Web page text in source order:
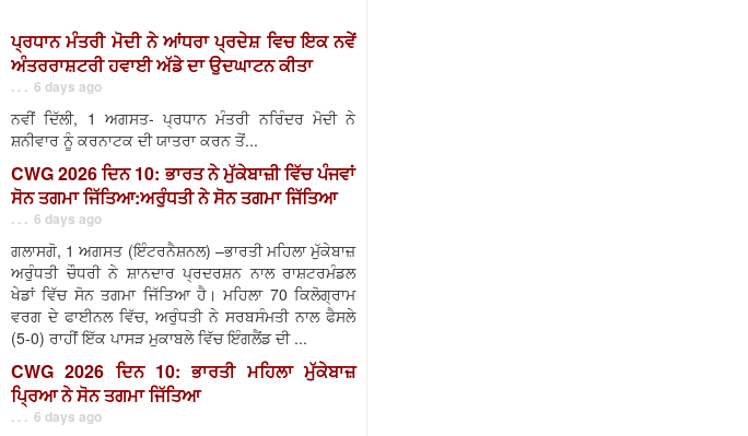
ਪ੍ਰਧਾਨ ਮੰਤਰੀ ਮੋਦੀ ਨੇ ਆਂਧਰਾ ਪ੍ਰਦੇਸ਼ ਵਿਚ ਇਕ ਨਵੇਂ
ਅੰਤਰਰਾਸ਼ਟਰੀ ਹਵਾਈ ਅੱਡੇ ਦਾ ਉਦਘਾਟਨ ਕੀਤਾ
. . . 6 days ago
ਨਵੀਂ ਦਿੱਲੀ, 1 ਅਗਸਤ- ਪ੍ਰਧਾਨ ਮੰਤਰੀ ਨਰਿੰਦਰ ਮੋਦੀ ਨੇ
ਸ਼ਨੀਵਾਰ ਨੂੰ ਕਰਨਾਟਕ ਦੀ ਯਾਤਰਾ ਕਰਨ ਤੋਂ...
CWG 2026 ਦਿਨ 10: ਭਾਰਤ ਨੇ ਮੁੱਕੇਬਾਜ਼ੀ ਵਿੱਚ ਪੰਜਵਾਂ
ਸੋਨ ਤਗਮਾ ਜਿੱਤਿਆ:ਅਰੁੰਧਤੀ ਨੇ ਸੋਨ ਤਗਮਾ ਜਿੱਤਿਆ
. . . 6 days ago
ਗਲਾਸਗੋ, 1 ਅਗਸਤ (ਇੰਟਰਨੈਸ਼ਨਲ) –ਭਾਰਤੀ ਮਹਿਲਾ ਮੁੱਕੇਬਾਜ਼
ਅਰੁੰਧਤੀ ਚੌਧਰੀ ਨੇ ਸ਼ਾਨਦਾਰ ਪ੍ਰਦਰਸ਼ਨ ਨਾਲ ਰਾਸ਼ਟਰਮੰਡਲ
ਖੇਡਾਂ ਵਿੱਚ ਸੋਨ ਤਗਮਾ ਜਿੱਤਿਆ ਹੈ। ਮਹਿਲਾ 70 ਕਿਲੋਗ੍ਰਾਮ
ਵਰਗ ਦੇ ਫਾਈਨਲ ਵਿੱਚ, ਅਰੁੰਧਤੀ ਨੇ ਸਰਬਸੰਮਤੀ ਨਾਲ ਫੈਸਲੇ
(5-0) ਰਾਹੀਂ ਇੱਕ ਪਾਸੜ ਮੁਕਾਬਲੇ ਵਿੱਚ ਇੰਗਲੈਂਡ ਦੀ ...
CWG 2026 ਦਿਨ 10: ਭਾਰਤੀ ਮਹਿਲਾ ਮੁੱਕੇਬਾਜ਼
ਪ੍ਰਿਆ ਨੇ ਸੋਨ ਤਗਮਾ ਜਿੱਤਿਆ
. . . 6 days ago